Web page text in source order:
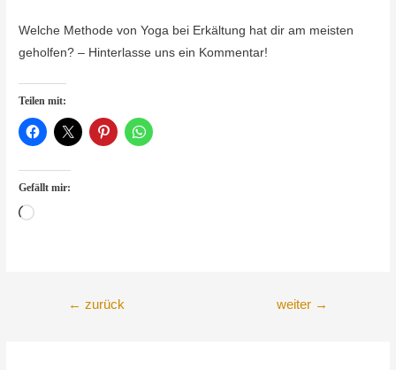
Welche Methode von Yoga bei Erkältung hat dir am meisten
geholfen? – Hinterlasse uns ein Kommentar!
Teilen mit:
Gefällt mir:
Wird
Beitragsnavigation
← zurück weiter →